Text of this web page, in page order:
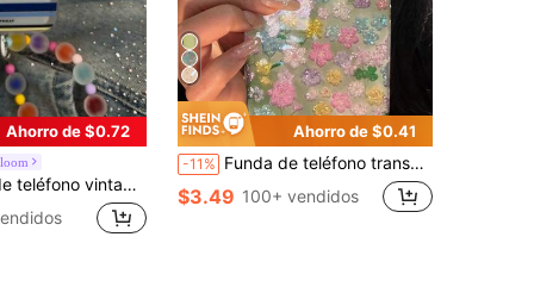
Ahorro de $0.72
17 Pro Max, 17 New, 16, 15, 16 Pro, 14, 13, funda protectora a prueba de golpes con cobertura completa para mujer con cadena
Ahorro de $0.41
-11% Funda de teléfono transparente con diseño floral colorido y brillante de dopamina compatible con iPhone 17 Pro Max, 17 Pro, 16 Pro Max, 17 Air, 14 Pro, 13, 12 Pro, 15 Plus, 11, 13, cubierta trasera suave y clara con purpurina
$3.49 100+ vendidos